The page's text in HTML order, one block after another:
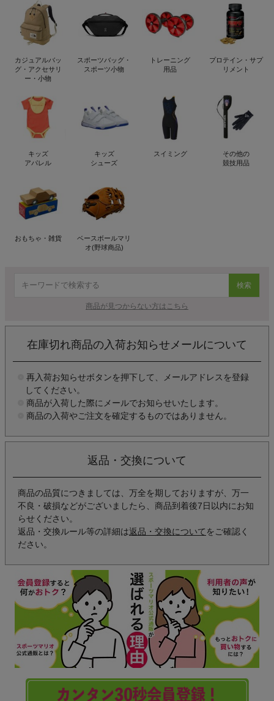
カジュアルバッ
グ・アクセサリ
ー・小物
スポーツバッグ・
スポーツ小物
トレーニング
用品
プロテイン・サプ
リメント
キッズ
アパレル
キッズ
シューズ
スイミング
その他の
競技用品
おもちゃ・雑貨
ベースボールマリ
オ(野球商品)
検索
商品が見つからない方はこちら
在庫切れ商品の入荷お知らせメールについて
再入荷お知らせボタンを押下して、メールアドレスを登録
してください。
商品が入荷した際にメールでお知らせいたします。
商品の入荷やご注文を確定するものではありません。
返品・交換について
商品の品質につきましては、万全を期しておりますが、万一
不良・破損などがございましたら、商品到着後7日以内にお知
らせください。
返品・交換ルール等の詳細は返品・交換について をご確認く
ださい。